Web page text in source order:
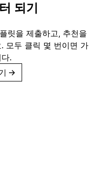
되기
릿을 제출하고, 추천을
모두 클릭 몇 번이면 가
.
→